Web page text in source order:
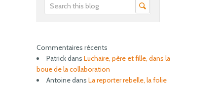
Commentaires récents
Patrickdans Luchaire, père et fille, dans la
boue de la collaboration
Antoinedans La reporter rebelle, la folie